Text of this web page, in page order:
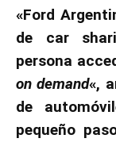
«Ford
de car
persona
on demand«,
de
pequeño